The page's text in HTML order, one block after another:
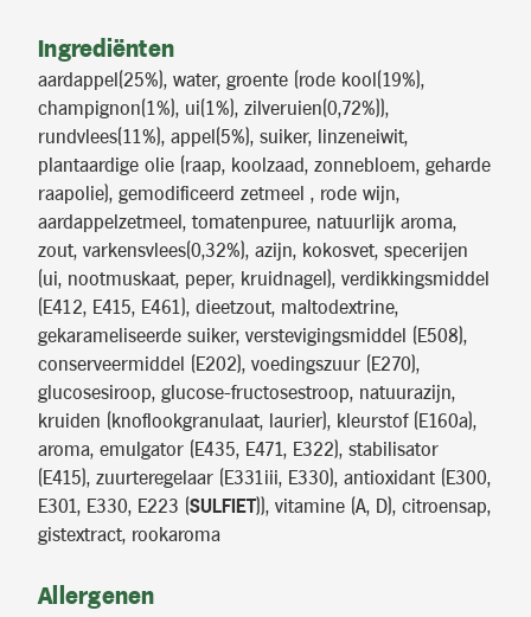
Ingrediënten
aardappel(25%), water, groente (rode kool(19%),
champignon(1%), ui(1%), zilveruien(0,72%)),
rundvlees(11%), appel(5%), suiker, linzeneiwit,
plantaardige olie (raap, koolzaad, zonnebloem, geharde
raapolie), gemodificeerd zetmeel , rode wijn,
aardappelzetmeel, tomatenpuree, natuurlijk aroma,
zout, varkensvlees(0,32%), azijn, kokosvet, specerijen
(ui, nootmuskaat, peper, kruidnagel), verdikkingsmiddel
(E412, E415, E461), dieetzout, maltodextrine,
gekarameliseerde suiker, verstevigingsmiddel (E508),
conserveermiddel (E202), voedingszuur (E270),
glucosesiroop, glucose-fructosestroop, natuurazijn,
kruiden (knoflookgranulaat, laurier), kleurstof (E160a),
aroma, emulgator (E435, E471, E322), stabilisator
(E415), zuurteregelaar (E331iii, E330), antioxidant (E300,
E301, E330, E223 (SULFIET )), vitamine (A, D), citroensap,
gistextract, rookaroma
Allergenen